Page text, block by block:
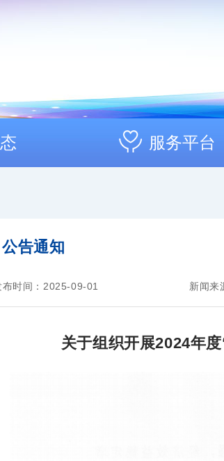
服务平台
公告通知
布时间：2025-09-01 新闻来
关于组织开展2024年